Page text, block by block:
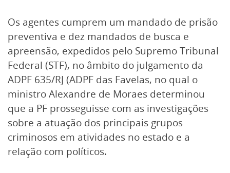
Os agentes cumprem um mandado de prisão
preventiva e dez mandados de busca e
apreensão, expedidos pelo Supremo Tribunal
Federal (STF), no âmbito do julgamento da
ADPF 635/RJ (ADPF das Favelas, no qual o
ministro Alexandre de Moraes determinou
que a PF prosseguisse com as investigações
sobre a atuação dos principais grupos
criminosos em atividades no estado e a
relação com políticos.